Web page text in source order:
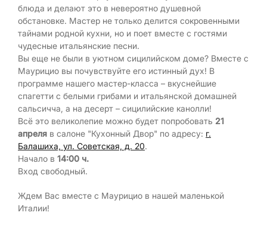
блюда и делают это в невероятно душевной
обстановке. Мастер не только делится сокровенными
тайнами родной кухни, но и поет вместе с гостями
чудесные итальянские песни.
Вы еще не были в уютном сицилийском доме? Вместе с
Маурицио вы почувствуйте его истинный дух! В
программе нашего мастер-класса – вкуснейшие
спагетти с белыми грибами и итальянской домашней
сальсичча, а на десерт – сицилийские канолли!
Всё это великолепие можно будет попробовать 21
апреля в салоне "Кухонный Двор" по адресу: г.
Балашиха, ул. Советская, д. 20.
Начало в 14:00 ч.
Вход свободный.
Ждем Вас вместе с Маурицио в нашей маленькой
Италии!